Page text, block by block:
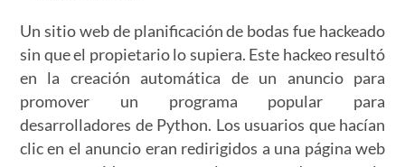
Un sitio web de planificación de bodas fue hackeado
sin que el propietario lo supiera. Este hackeo resultó
en la creación automática de un anuncio para
promover un programa popular para
desarrolladores de Python. Los usuarios que hacían
clic en el anuncio eran redirigidos a una página web